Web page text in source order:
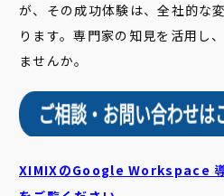
が、その成功体験は、全社的な
ります。専門家の知見を活用し
ませんか。
XIMIXのGoogle Workspace 導